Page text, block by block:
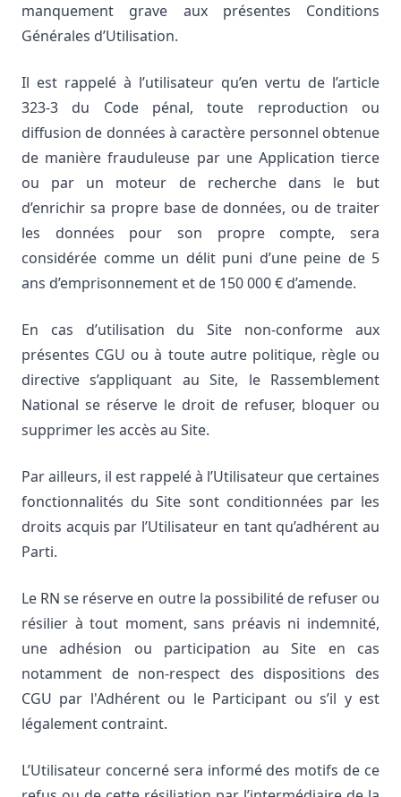
manquement grave aux présentes Conditions
Générales d’Utilisation.
Il est rappelé à l’utilisateur qu’en vertu de l’article
323-3 du Code pénal, toute reproduction ou
diffusion de données à caractère personnel obtenue
de manière frauduleuse par une Application tierce
ou par un moteur de recherche dans le but
d’enrichir sa propre base de données, ou de traiter
les données pour son propre compte, sera
considérée comme un délit puni d’une peine de 5
ans d’emprisonnement et de 150 000 € d’amende.
En cas d’utilisation du Site non-conforme aux
présentes CGU ou à toute autre politique, règle ou
directive s’appliquant au Site, le Rassemblement
National se réserve le droit de refuser, bloquer ou
supprimer les accès au Site.
Par ailleurs, il est rappelé à l’Utilisateur que certaines
fonctionnalités du Site sont conditionnées par les
droits acquis par l’Utilisateur en tant qu’adhérent au
Parti.
Le RN se réserve en outre la possibilité de refuser ou
résilier à tout moment, sans préavis ni indemnité,
une adhésion ou participation au Site en cas
notamment de non-respect des dispositions des
CGU par l'Adhérent ou le Participant ou s’il y est
légalement contraint.
L’Utilisateur concerné sera informé des motifs de ce